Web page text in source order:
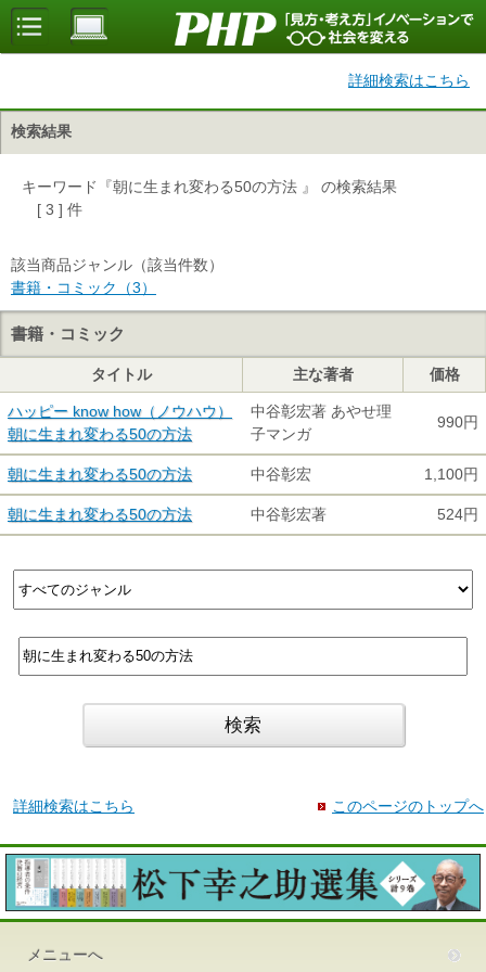
詳細検索はこちら
検索結果
キーワード『朝に生まれ変わる50の方法 』 の検索結果
[ 3 ] 件
該当商品ジャンル（該当件数）
書籍・コミック（3）
書籍・コミック
タイトル 主な著者 価格
ハッピー know how（ノウハウ）
朝に生まれ変わる50の方法
中谷彰宏著 あやせ理
子マンガ
990円
朝に生まれ変わる50の方法 中谷彰宏 1,100円
朝に生まれ変わる50の方法 中谷彰宏著 524円
詳細検索はこちら このページのトップへ
メニューへ